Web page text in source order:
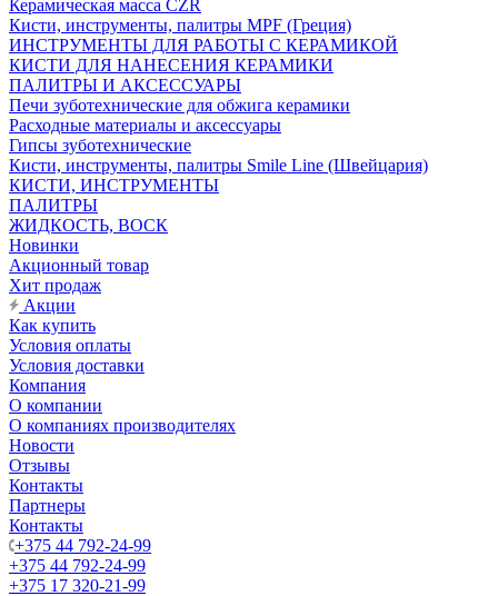
Керамическая масса CZR
Кисти, инструменты, палитры MPF (Греция)
ИНСТРУМЕНТЫ ДЛЯ РАБОТЫ С КЕРАМИКОЙ
КИСТИ ДЛЯ НАНЕСЕНИЯ КЕРАМИКИ
ПАЛИТРЫ И АКСЕССУАРЫ
Печи зуботехнические для обжига керамики
Расходные материалы и аксессуары
Гипсы зуботехнические
Кисти, инструменты, палитры Smile Line (Швейцария)
КИСТИ, ИНСТРУМЕНТЫ
ПАЛИТРЫ
ЖИДКОСТЬ, ВОСК
Новинки
Акционный товар
Хит продаж
Акции
Как купить
Условия оплаты
Условия доставки
Компания
О компании
О компаниях производителях
Новости
Отзывы
Контакты
Партнеры
Контакты
+375 44 792-24-99
+375 44 792-24-99
+375 17 320-21-99